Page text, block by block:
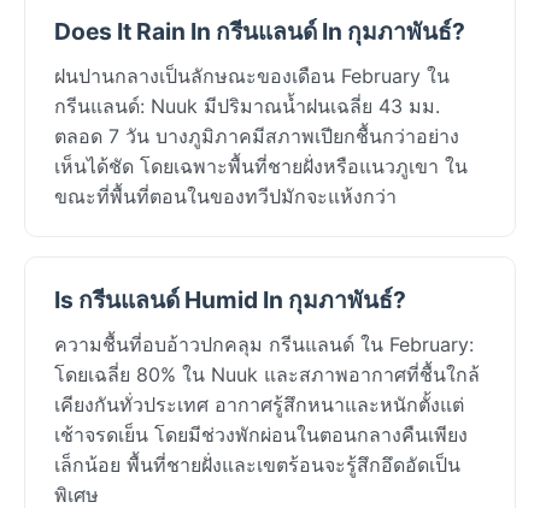
Does It Rain In กรีนแลนด์ In กุมภาพันธ์?
ฝนปานกลางเป็นลักษณะของเดือน February ใน
กรีนแลนด์: Nuuk มีปริมาณน้ำฝนเฉลี่ย 43 มม.
ตลอด 7 วัน บางภูมิภาคมีสภาพเปียกชื้นกว่าอย่าง
เห็นได้ชัด โดยเฉพาะพื้นที่ชายฝั่งหรือแนวภูเขา ใน
ขณะที่พื้นที่ตอนในของทวีปมักจะแห้งกว่า
Is กรีนแลนด์ Humid In กุมภาพันธ์?
ความชื้นที่อบอ้าวปกคลุม กรีนแลนด์ ใน February:
โดยเฉลี่ย 80% ใน Nuuk และสภาพอากาศที่ชื้นใกล้
เคียงกันทั่วประเทศ อากาศรู้สึกหนาและหนักตั้งแต่
เช้าจรดเย็น โดยมีช่วงพักผ่อนในตอนกลางคืนเพียง
เล็กน้อย พื้นที่ชายฝั่งและเขตร้อนจะรู้สึกอึดอัดเป็น
พิเศษ